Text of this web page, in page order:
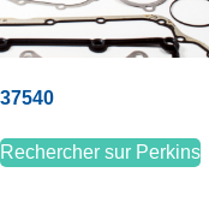
37540
Rechercher sur Perkins